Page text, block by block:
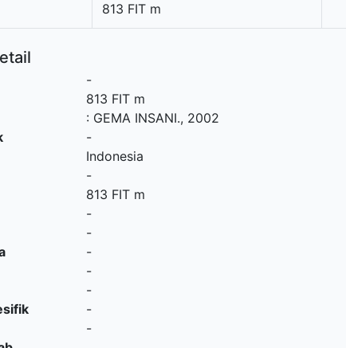
813 FIT m
-
813 FIT m
: GEMA INSANI., 2002
-
Indonesia
-
813 FIT m
-
-
-
-
-
-
-